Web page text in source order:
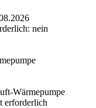
nein
Wärmepumpe
erforderlich